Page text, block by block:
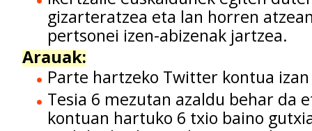
gizarteratzea eta lan horren
pertsonei izen-abizenak jartzea.
Arauak:
Parte hartzeko Twitter kontua
Tesia 6 mezutan azaldu behar da
kontuan hartuko 6 txio baino